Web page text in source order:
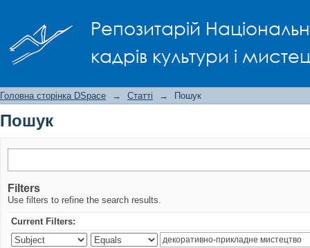
Репозитарій
кадрів культури і
Головна сторінка DSpace → Статті → Пошук
Пошук
Filters
Use filters to refine the search results.
Current Filters: